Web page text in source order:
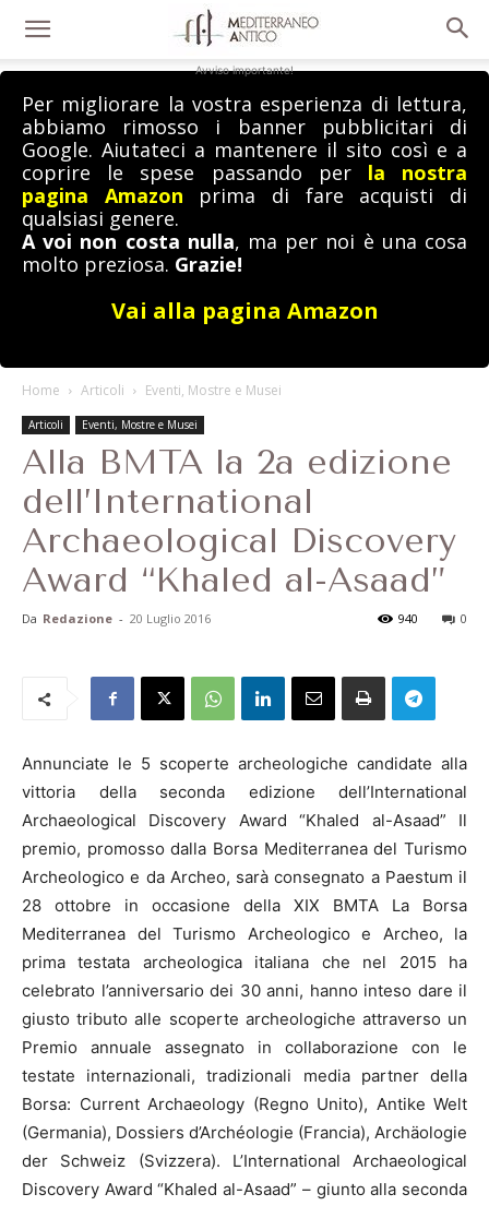
Avviso importante!
Per migliorare la vostra esperienza di lettura,
abbiamo rimosso i banner pubblicitari di
Google. Aiutateci a mantenere il sito così e a
coprire le spese passando per la nostra
pagina Amazon prima di fare acquisti di
qualsiasi genere.
A voi non costa nulla, ma per noi è una cosa
molto preziosa. Grazie!
Vai alla pagina Amazon
Home Articoli Eventi, Mostre e Musei
Articoli Eventi, Mostre e Musei
Alla BMTA la 2a edizione
dell’International
Archaeological Discovery
Award “Khaled al-Asaad”
Da Redazione - 20 Luglio 2016 0
940
Annunciate le 5 scoperte archeologiche candidate alla
vittoria della seconda edizione dell’International
Archaeological Discovery Award “Khaled al-Asaad” Il
premio, promosso dalla Borsa Mediterranea del Turismo
Archeologico e da Archeo, sarà consegnato a Paestum il
28 ottobre in occasione della XIX BMTA La Borsa
Mediterranea del Turismo Archeologico e Archeo, la
prima testata archeologica italiana che nel 2015 ha
celebrato l’anniversario dei 30 anni, hanno inteso dare il
giusto tributo alle scoperte archeologiche attraverso un
Premio annuale assegnato in collaborazione con le
testate internazionali, tradizionali media partner della
Borsa: Current Archaeology (Regno Unito), Antike Welt
(Germania), Dossiers d’Archéologie (Francia), Archäologie
der Schweiz (Svizzera). L’International Archaeological
Discovery Award “Khaled al-Asaad” – giunto alla seconda